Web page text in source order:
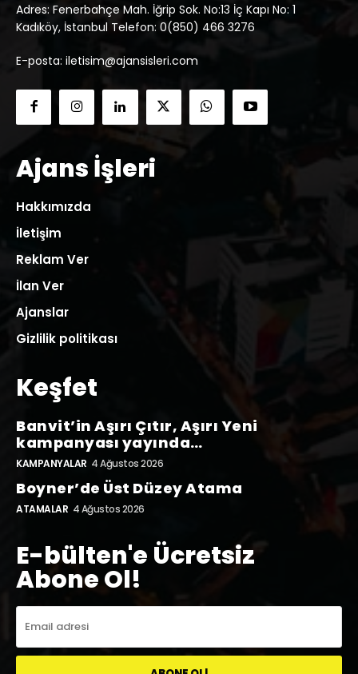
Adres: Fenerbahçe Mah. İğrip Sok. No:13 İç Kapı No: 1
Kadıköy, İstanbul Telefon: 0(850) 466 3276
E-posta: iletisim@ajansisleri.com
Ajans İşleri
Hakkımızda
İletişim
Reklam Ver
İlan Ver
Ajanslar
Gizlilik politikası
Keşfet
Banvit’in Aşırı Çıtır, Aşırı Yeni
kampanyası yayında…
KAMPANYALAR 4 Ağustos 2026
Boyner’de Üst Düzey Atama
ATAMALAR 4 Ağustos 2026
E-bülten'e Ücretsiz
Abone Ol!